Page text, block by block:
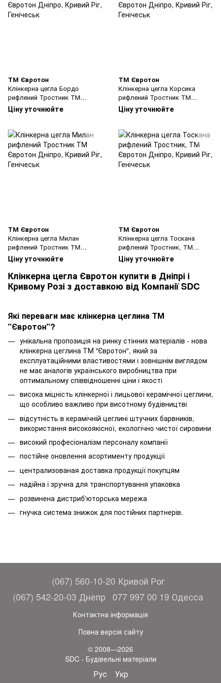
ТМ Євротон
Клінкерна цегла Бордо
рифлений Тростник ТМ
Євротон
Ціну уточнюйте
ТМ Євротон
Клінкерна цегла Корсика
рифлений Тростник ТМ
Євротон
Ціну уточнюйте
ТМ Євротон
Клінкерна цегла Милан
рифлений Тростник ТМ
Євротон
Ціну уточнюйте
ТМ Євротон
Клінкерна цегла Тоскана
рифлений Тростник, ТМ
Євротон
Ціну уточнюйте
Клінкерна цегла Євротон купити в Дніпрі і
Кривому Розі з доставкою від Компанії SDC
Які переваги має клінкерна цеглина ТМ
"Євротон"?
унікальна пропозиція на ринку стінних матеріалів - нова
клінкерна цеглина ТМ "Євротон", який за
експлуатаційними властивостями і зовнішнім виглядом
не має аналогів українського виробництва при
оптимальному співвідношенні ціни і якості
висока міцність клінкерної і лицьової керамічної цеглини,
що особливо важливо при висотному будівництві
відсутність в керамічній цеглині штучних барвників,
використання високоякісної, екологічно чистої сировини
високий професіоналізм персоналу компанії
постійне оновлення асортименту продукції
централизованая доставка продукції покупцям
надійна і зручна для транспортування упаковка
розвинена дистриб'юторська мережа
гнучка система знижок для постійних партнерів.
(067) 560-10-20 Кривой Рог
(067) 542-20-03 Днепр
077 997 00 19 Одесса
Контактна інформація
Повна версія сайту
© 2008—2026
SDC - Будівельні матеріали
Рус Укр